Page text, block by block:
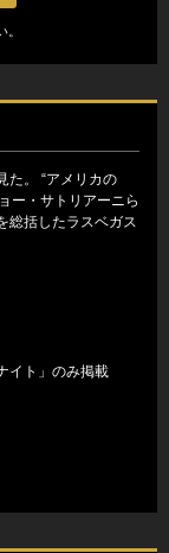
た。 “アメリカの
ー・サトリアーニら
総括したラスベガス
イト」のみ掲載